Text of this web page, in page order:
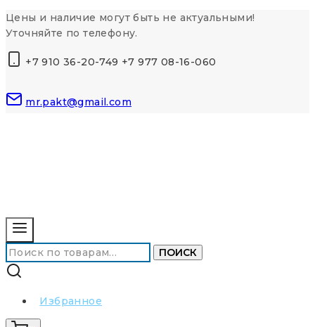
Перейти
к
Цены и наличие могут быть не актуальными!
Уточняйте по телефону.
+7 910 36-20-749 +7 977 08-16-060
mr.pakt@gmail.com
Искать: ПОИСК
Избранное